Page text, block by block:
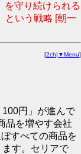
を守り続けられる
いう戦略 [朝一
[2ch| ▼Menu]
円」が進んで
品を増やす会社
すべての商品を
す。セリアで